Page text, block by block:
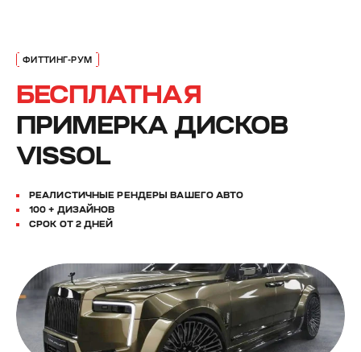
БЕСПЛАТНАЯ
ПРИМЕРКА ДИСКОВ
VISSOL
РЕАЛИСТИЧНЫЕ РЕНДЕРЫ ВАШЕГО АВТО
100 + ДИЗАЙНОВ
СРОК ОТ 2 ДНЕЙ